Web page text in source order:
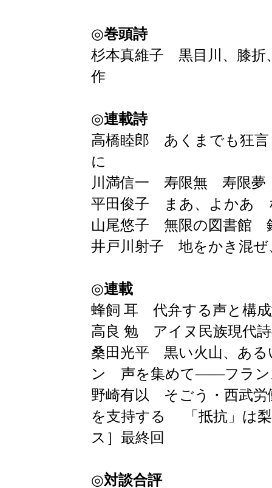
◎巻頭詩
杉本真維子 黒目川、膝折
作
◎連載詩
高橋睦郎 あくまでも狂
に
川満信一 寿限無 寿限夢
平田俊子 まあ、よかあ
山尾悠子 無限の図書館
井戸川射子 地をかき混
◎連載
蜂飼 耳 代弁する声と構
高良 勉 アイヌ民族現代
桑田光平 黒い火山、あ
ン 声を集めて――フラン
野崎有以 そごう・西武労
を支持する 「抵抗」は
ス］最終回
◎対談合評